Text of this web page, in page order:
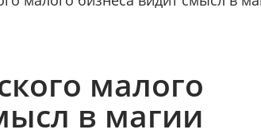
малого
в магии